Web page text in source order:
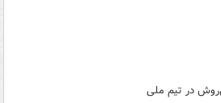
در تیم ملی